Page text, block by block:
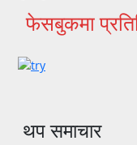
फेसबुकमा
थप समाचार